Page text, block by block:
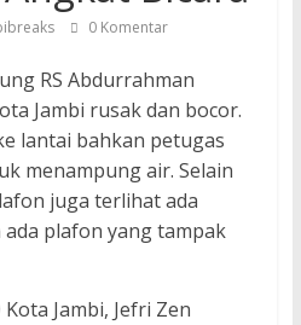
0 Komentar
RS Abdurrahman
Jambi rusak dan bocor.
lantai bahkan petugas
menampung air. Selain
juga terlihat ada
plafon yang tampak
Jambi, Jefri Zen